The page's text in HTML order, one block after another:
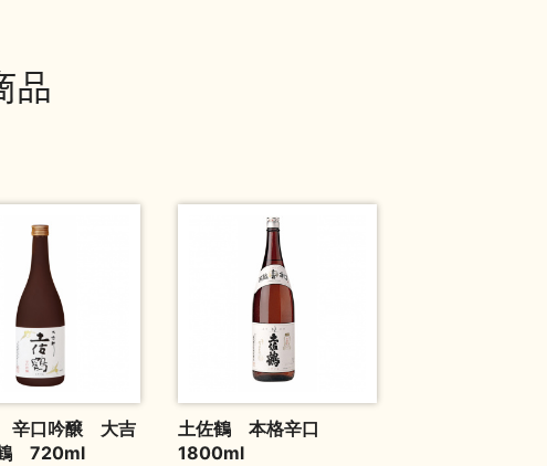
品
辛口吟醸 大吉
720ml
土佐鶴 本格辛口
1800ml